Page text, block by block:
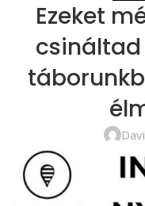
Ezeket
csináltad